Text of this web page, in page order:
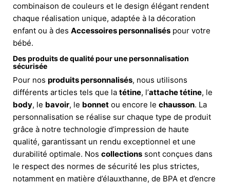
combinaison de couleurs et le design élégant rendent
chaque réalisation unique, adaptée à la décoration
enfant ou à des Accessoires personnalisés pour votre
bébé.
Des produits de qualité pour une personnalisation
sécurisée
Pour nos produits personnalisés, nous utilisons
différents articles tels que la tétine, l’attache tétine, le
body, le bavoir, le bonnet ou encore le chausson. La
personnalisation se réalise sur chaque type de produit
grâce à notre technologie d’impression de haute
qualité, garantissant un rendu exceptionnel et une
durabilité optimale. Nos collections sont conçues dans
le respect des normes de sécurité les plus strictes,
notamment en matière d’élauxthanne, de BPA et d’encre